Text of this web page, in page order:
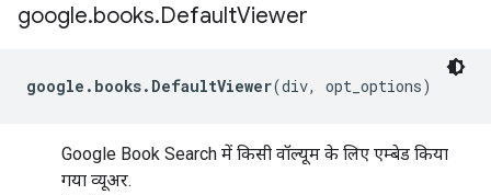
google.books.DefaultViewer
google.books.DefaultViewer(div, opt_options)
Google Book Search में किसी वॉल्यूम के लिए एम्बेड किया
गया व्यूअर.